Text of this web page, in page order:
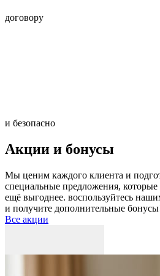
договору
и безопасно
Акции и бонусы
Мы ценим каждого клиента и
специальные предложения, которые
ещё выгоднее. воспользуйтесь
и получите дополнительные
Все акции